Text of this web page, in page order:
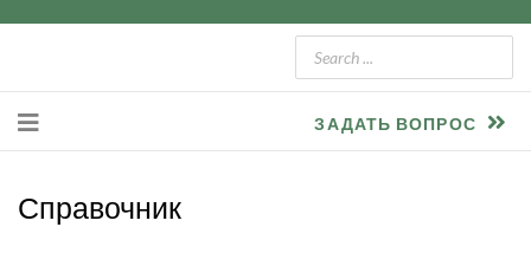
ЗАДАТЬ ВОПРОС
Справочник